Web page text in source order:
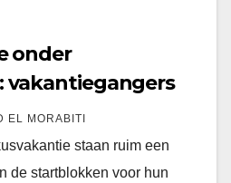
onder
vakantiegangers
risico’s terwijl
met het
EL MORABITI
staan ruim een
de startblokken voor hun